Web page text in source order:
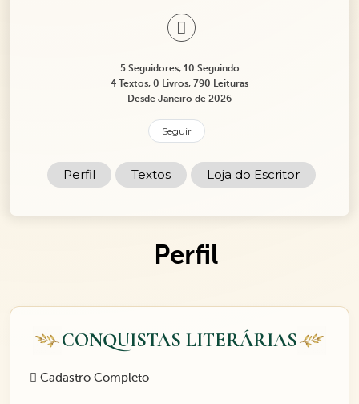
5 Seguidores, 10 Seguindo
4 Textos, 0 Livros, 790 Leituras
Desde Janeiro de 2026
Seguir
Perfil Textos Loja do Escritor
Perfil
CONQUISTAS LITERÁRIAS
Cadastro Completo